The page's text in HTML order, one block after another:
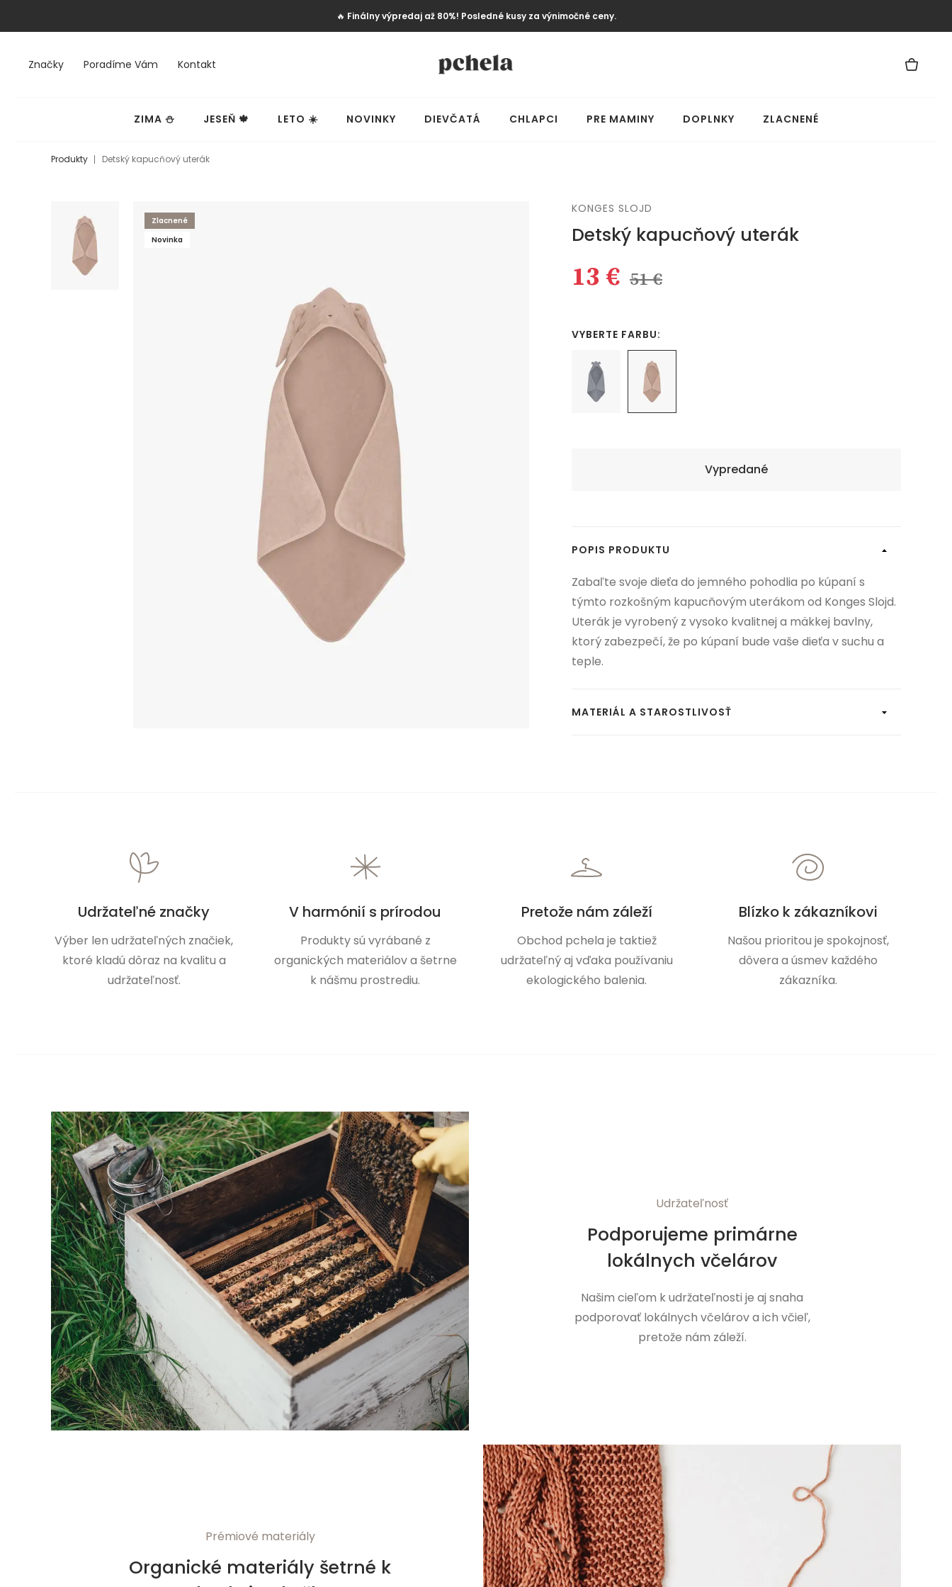
🔥 Finálny výpredaj až 80%! Posledné kusy za výnimočné ceny.
Značky Poradíme Vám Kontakt
ZIMA ⛄ JESEŇ 🍁 LETO ☀️ NOVINKY DIEVČATÁ CHLAPCI PRE MAMINY DOPLNKY ZLACNENÉ
Produkty Detský kapucňový uterák
Zlacnené
Novinka
KONGES SLOJD
Detský kapucňový uterák
13 € 51 €
VYBERTE FARBU:
Vypredané
POPIS PRODUKTU
Zabaľte svoje dieťa do jemného pohodlia po kúpaní s
týmto rozkošným kapucňovým uterákom od Konges Slojd.
Uterák je vyrobený z vysoko kvalitnej a mäkkej bavlny,
ktorý zabezpečí, že po kúpaní bude vaše dieťa v suchu a
teple.
MATERIÁL A STAROSTLIVOSŤ
Udržateľné značky
Výber len udržateľných značiek,
ktoré kladú dôraz na kvalitu a
udržateľnosť.
V harmónií s prírodou
Produkty sú vyrábané z
organických materiálov a šetrne
k nášmu prostrediu.
Pretože nám záleží
Obchod pchela je taktiež
udržateľný aj vďaka používaniu
ekologického balenia.
Blízko k zákazníkovi
Našou prioritou je spokojnosť,
dôvera a úsmev každého
zákazníka.
Udržateľnosť
Podporujeme primárne
lokálnych včelárov
Našim cieľom k udržateľnosti je aj snaha
podporovať lokálnych včelárov a ich včieľ,
pretože nám záleží.
Prémiové materiály
Organické materiály šetrné k